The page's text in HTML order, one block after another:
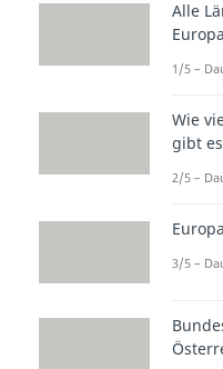
und
den
einem
Übrigens:
Alle
1/5 –
Wie
gibt
2/5 –
3/5 –